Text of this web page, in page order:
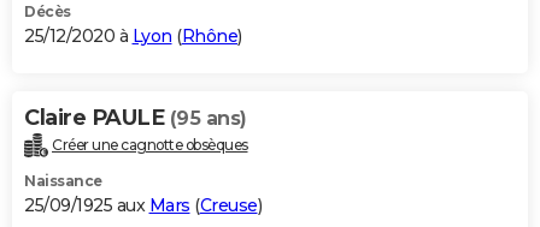
Décès
25/12/2020 à Lyon (Rhône)
Claire PAULE (95 ans)
Créer une cagnotte obsèques
Naissance
25/09/1925 aux Mars (Creuse)